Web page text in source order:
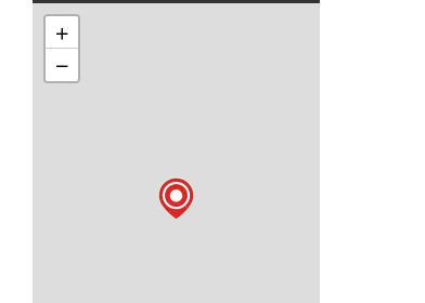
+
−